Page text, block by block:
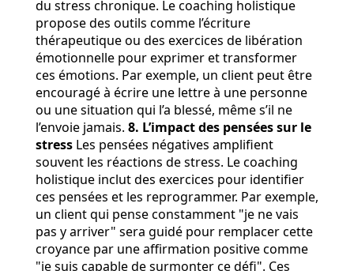
du stress chronique. Le coaching holistique
propose des outils comme l’écriture
thérapeutique ou des exercices de libération
émotionnelle pour exprimer et transformer
ces émotions. Par exemple, un client peut être
encouragé à écrire une lettre à une personne
ou une situation qui l’a blessé, même s’il ne
l’envoie jamais. 8. L’impact des pensées sur le
stress Les pensées négatives amplifient
souvent les réactions de stress. Le coaching
holistique inclut des exercices pour identifier
ces pensées et les reprogrammer. Par exemple,
un client qui pense constamment "je ne vais
pas y arriver" sera guidé pour remplacer cette
croyance par une affirmation positive comme
"je suis capable de surmonter ce défi". Ces